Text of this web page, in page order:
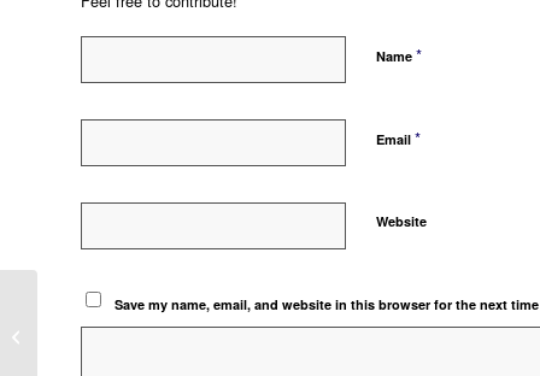
Name *
Email *
Website
Save my name, email, and website in this browser for the next
MENGGUNAKAN RESERVED